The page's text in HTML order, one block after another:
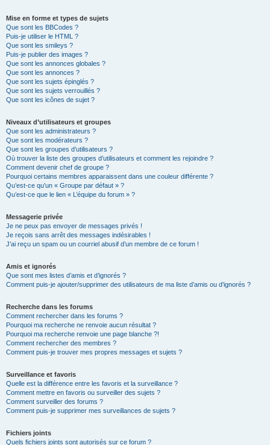
Mise en forme et types de sujets
Que sont les BBCodes ?
Puis-je utiliser le HTML ?
Que sont les smileys ?
Puis-je publier des images ?
Que sont les annonces globales ?
Que sont les annonces ?
Que sont les sujets épinglés ?
Que sont les sujets verrouillés ?
Que sont les icônes de sujet ?
Niveaux d’utilisateurs et groupes
Que sont les administrateurs ?
Que sont les modérateurs ?
Que sont les groupes d’utilisateurs ?
Où trouver la liste des groupes d’utilisateurs et comment les rejoindre ?
Comment devenir chef de groupe ?
Pourquoi certains membres apparaissent dans une couleur différente ?
Qu’est-ce qu’un « Groupe par défaut » ?
Qu’est-ce que le lien « L’équipe du forum » ?
Messagerie privée
Je ne peux pas envoyer de messages privés !
Je reçois sans arrêt des messages indésirables !
J’ai reçu un spam ou un courriel abusif d’un membre de ce forum !
Amis et ignorés
Que sont mes listes d’amis et d’ignorés ?
Comment puis-je ajouter/supprimer des utilisateurs de ma liste d’amis ou d’ignorés ?
Recherche dans les forums
Comment rechercher dans les forums ?
Pourquoi ma recherche ne renvoie aucun résultat ?
Pourquoi ma recherche renvoie une page blanche ?!
Comment rechercher des membres ?
Comment puis-je trouver mes propres messages et sujets ?
Surveillance et favoris
Quelle est la différence entre les favoris et la surveillance ?
Comment mettre en favoris ou surveiller des sujets ?
Comment surveiller des forums ?
Comment puis-je supprimer mes surveillances de sujets ?
Fichiers joints
Quels fichiers joints sont autorisés sur ce forum ?